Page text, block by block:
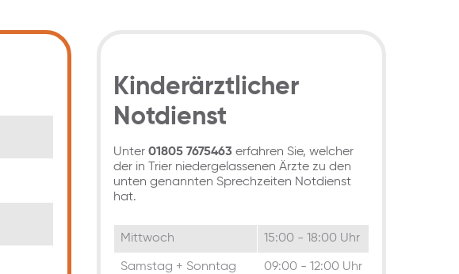
Kinderärztlicher
Notdienst
Unter 01805 7675463 erfahren Sie, welcher
der in Trier niedergelassenen Ärzte zu den
unten genannten Sprechzeiten Notdienst
hat.
Mittwoch 15:00 - 18:00 Uhr
Samstag + Sonntag
09:00 - 12:00 Uhr